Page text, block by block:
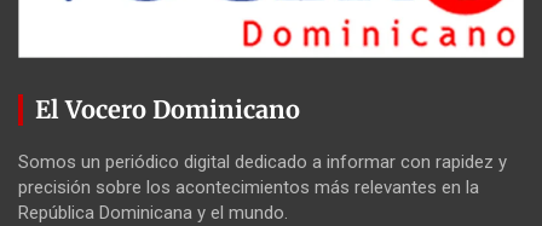
El Vocero Dominicano
Somos un periódico digital dedicado a informar con rapidez y
precisión sobre los acontecimientos más relevantes en la
República Dominicana y el mundo.